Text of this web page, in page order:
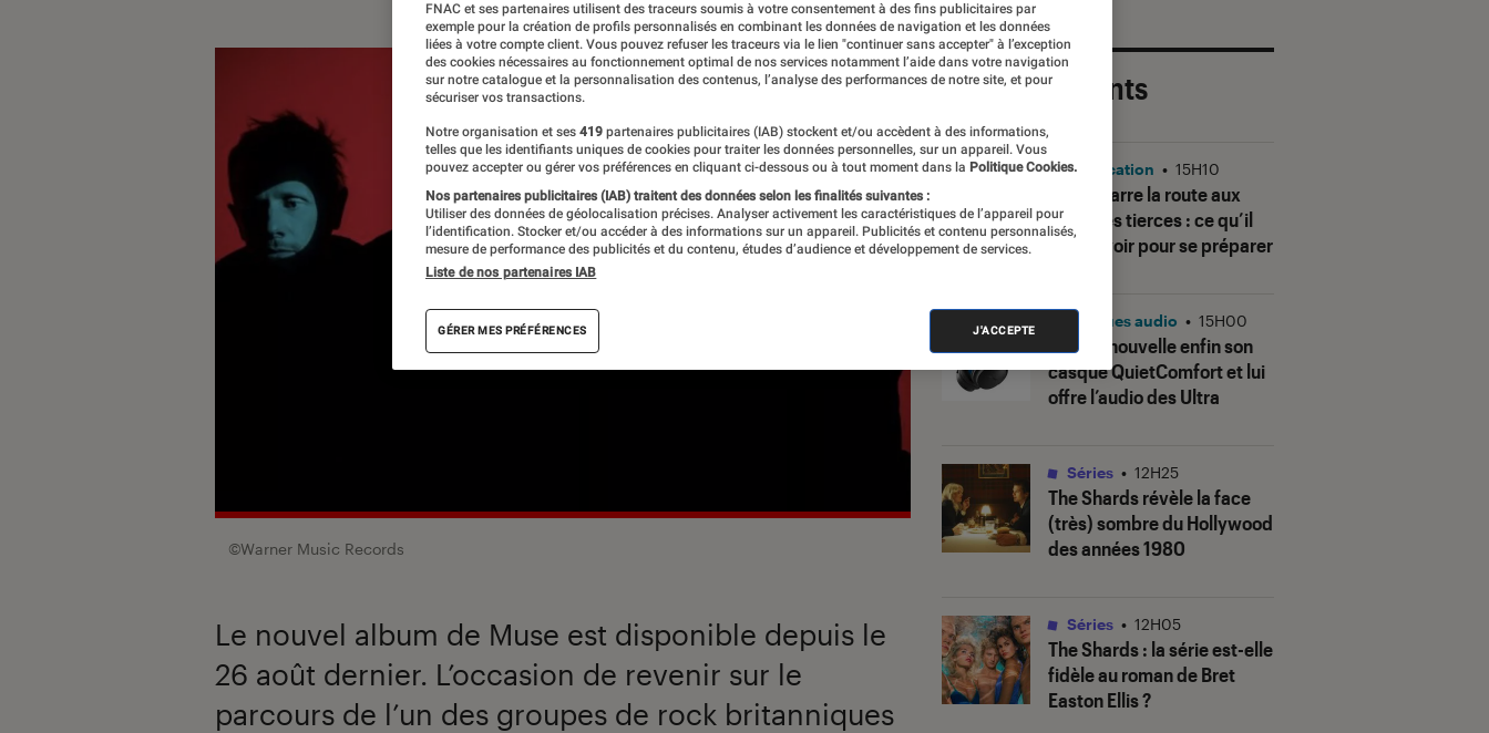
©Warner Music Records
Le nouvel album de Muse est disponible depuis le
26 août dernier. L’occasion de revenir sur le
parcours de l’un des groupes de rock britanniques
Les plus récents
Gmail barre la route aux
adresses tierces : ce qu’il
faut savoir pour se préparer
Application • 15H10
Bose renouvelle enfin son
casque QuietComfort et lui
offre l’audio des Ultra
Casques audio • 15H00
The Shardsrévèle la face
(très) sombre du Hollywood
des années 1980
Séries • 12H25
The Shards: la série est-elle
fidèle au roman de Bret
Easton Ellis ?
Séries • 12H05
FNAC et ses partenaires utilisent des traceurs soumis à votre consentement à des fins publicitaires par
exemple pour la création de profils personnalisés en combinant les données de navigation et les données
liées à votre compte client. Vous pouvez refuser les traceurs via le lien "continuer sans accepter" à l’exception
des cookies nécessaires au fonctionnement optimal de nos services notamment l’aide dans votre navigation
sur notre catalogue et la personnalisation des contenus, l’analyse des performances de notre site, et pour
sécuriser vos transactions.
Notre organisation et ses 419 partenaires publicitaires (IAB) stockent et/ou accèdent à des informations,
telles que les identifiants uniques de cookies pour traiter les données personnelles, sur un appareil. Vous
pouvez accepter ou gérer vos préférences en cliquant ci-dessous ou à tout moment dans la Politique Cookies.
Nos partenaires publicitaires (IAB) traitent des données selon les finalités suivantes :
Utiliser des données de géolocalisation précises. Analyser activement les caractéristiques de l’appareil pour
l’identification. Stocker et/ou accéder à des informations sur un appareil. Publicités et contenu personnalisés,
mesure de performance des publicités et du contenu, études d’audience et développement de services.
Liste de nos partenaires IAB
GÉRER MES PRÉFÉRENCES J'ACCEPTE